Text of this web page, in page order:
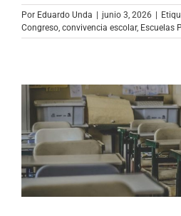
Archivo
Por Eduardo Unda | junio 3, 2026 |
Congreso convivencia escolar, Escuelas